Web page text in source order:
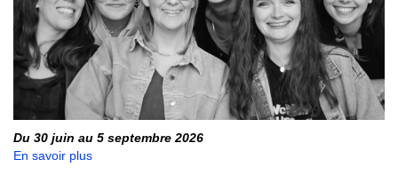
Du 30 juin au 5 septembre 2026
En savoir plus